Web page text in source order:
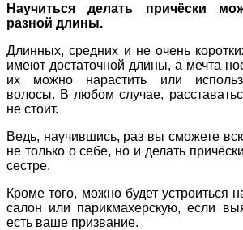
Научиться делать причёски
разной длины.
Длинных, средних и не очень
имеют достаточной длины, а мечта
их можно нарастить или
волосы. В любом случае,
не стоит.
Ведь, научившись, раз вы сможете
не только о себе, но и делать
сестре.
Кроме того, можно будет устроиться
салон или парикмахерскую, если
есть ваше призвание.